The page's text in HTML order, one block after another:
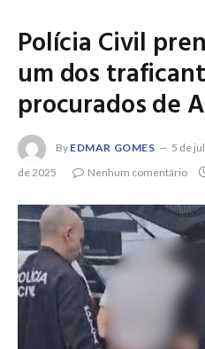
Polícia Civil
um dos
procurados de
By EDMAR GOMES 5 de
de 2025
Nenhum comentário